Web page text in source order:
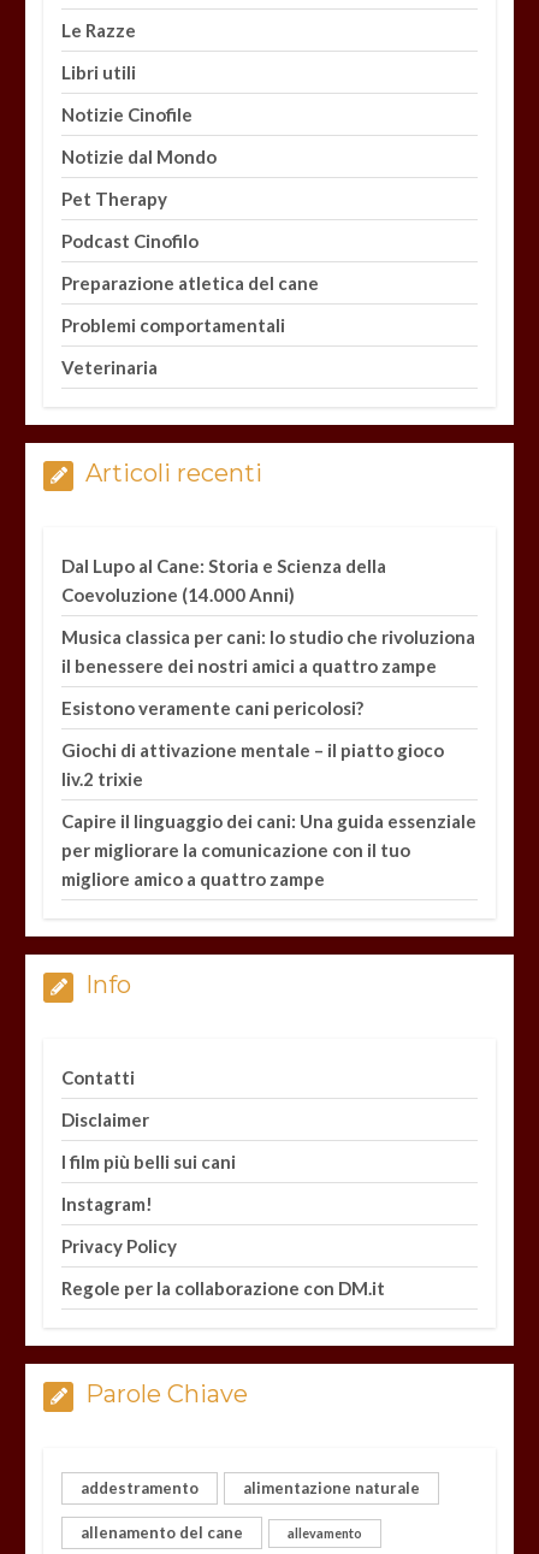
Le Razze
Libri utili
Notizie Cinofile
Notizie dal Mondo
Pet Therapy
Podcast Cinofilo
Preparazione atletica del cane
Problemi comportamentali
Veterinaria
Articoli recenti
Dal Lupo al Cane: Storia e Scienza della
Coevoluzione (14.000 Anni)
Musica classica per cani: lo studio che rivoluziona
il benessere dei nostri amici a quattro zampe
Esistono veramente cani pericolosi?
Giochi di attivazione mentale – il piatto gioco
liv.2 trixie
Capire il linguaggio dei cani: Una guida essenziale
per migliorare la comunicazione con il tuo
migliore amico a quattro zampe
Info
Contatti
Disclaimer
I film più belli sui cani
Instagram!
Privacy Policy
Regole per la collaborazione con DM.it
Parole Chiave
addestramento alimentazione naturale
allenamento del cane allevamento